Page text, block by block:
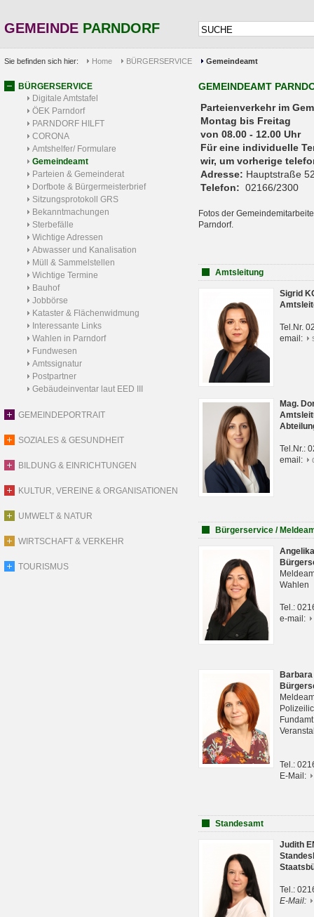
GEMEINDE PARNDORF
Sie befinden sich hier: Home BÜRGERSERVICE Gemeindeamt
BÜRGERSERVICE
Digitale Amtstafel
ÖEK Parndorf
PARNDORF HILFT
CORONA
Amtshelfer/ Formulare
Gemeindeamt
Parteien & Gemeinderat
Dorfbote & Bürgermeisterbrief
Sitzungsprotokoll GRS
Bekanntmachungen
Sterbefälle
Wichtige Adressen
Abwasser und Kanalisation
Müll & Sammelstellen
Wichtige Termine
Bauhof
Jobbörse
Kataster & Flächenwidmung
Interessante Links
Wahlen in Parndorf
Fundwesen
Amtssignatur
Postpartner
Gebäudeinventar laut EED III
GEMEINDEPORTRAIT
SOZIALES & GESUNDHEIT
BILDUNG & EINRICHTUNGEN
KULTUR, VEREINE & ORGANISATIONEN
UMWELT & NATUR
WIRTSCHAFT & VERKEHR
TOURISMUS
GEMEINDEAMT
Parteienverkehr
Montag bis Freitag
von 08.00 - 12.00 Uhr
Für eine individuelle
wir, um vorherige
Adresse: Hauptstraße
Telefon: 02166/2300
Fotos der
Parndorf.
Amtsleitung
Sigrid
Tel.Nr.
email:
Mag.
Tel.Nr.:
email:
Bürgerservice /
Wahlen
Tel.:
e-mail:
Tel.:
E-Mail:
Standesamt
Judith
Tel.:
E-Mail: